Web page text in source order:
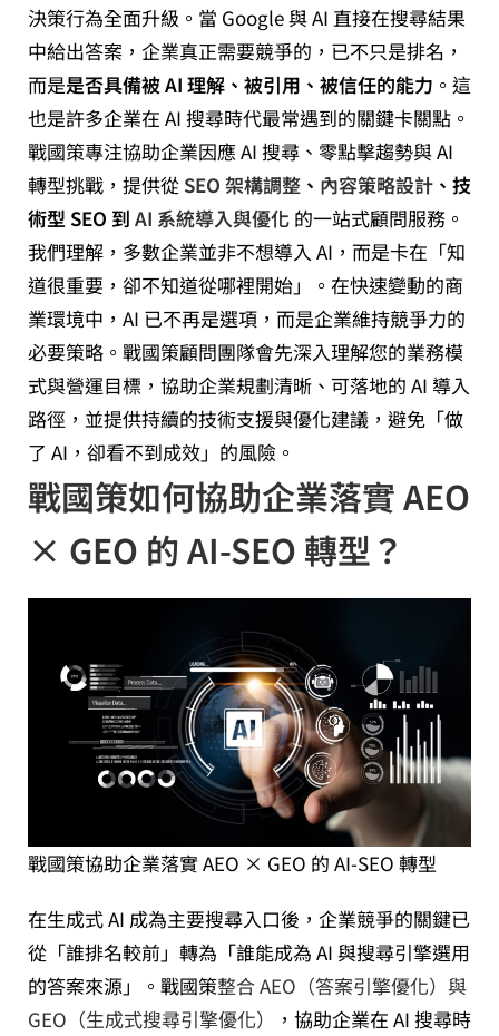
決策行為全面升級。當 Google 與 AI 直接在搜尋結果
中給出答案，企業真正需要競爭的，已不只是排名，
而是是否具備被 AI 理解、被引用、被信任的能力 。這
也是許多企業在 AI 搜尋時代最常遇到的關鍵卡關點。
戰國策專注協助企業因應 AI 搜尋、零點擊趨勢與 AI
轉型挑戰，提供從 SEO 架構調整 、 內容策略設計 、技
術型 SEO 到 AI 系統導入與優化 的一站式顧問服務。
我們理解，多數企業並非不想導入 AI，而是卡在「知
道很重要，卻不知道從哪裡開始」。在快速變動的商
業環境中，AI 已不再是選項，而是企業維持競爭力的
必要策略。戰國策顧問團隊會先深入理解您的業務模
式與營運目標，協助企業規劃清晰、可落地的 AI 導入
路徑，並提供持續的技術支援與優化建議，避免「做
了 AI，卻看不到成效」的風險。
戰國策如何協助企業落實 AEO
× GEO 的 AI-SEO 轉型？
戰國策協助企業落實 AEO × GEO 的 AI-SEO 轉型
在生成式 AI 成為主要搜尋入口後，企業競爭的關鍵已
從「誰排名較前」轉為「誰能成為 AI 與搜尋引擎選用
的答案來源」。戰國策整合 AEO（答案引擎優化）與
GEO（生成式搜尋引擎優化）
，協助企業在 AI 搜尋時